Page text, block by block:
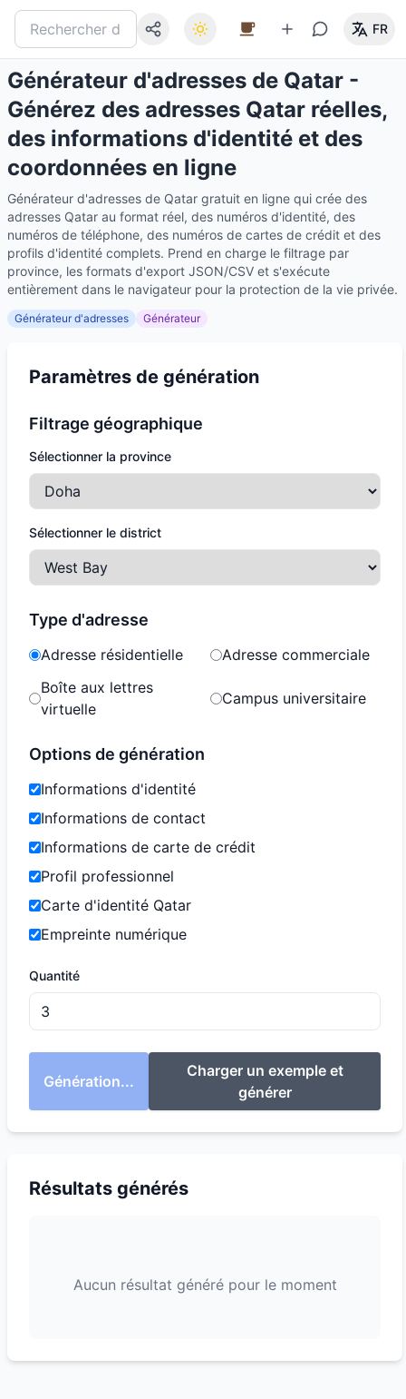
FR
Générateur d'adresses de Qatar -
Générez des adresses Qatar réelles,
des informations d'identité et des
coordonnées en ligne
Générateur d'adresses de Qatar gratuit en ligne qui crée des
adresses Qatar au format réel, des numéros d'identité, des
numéros de téléphone, des numéros de cartes de crédit et des
profils d'identité complets. Prend en charge le filtrage par
province, les formats d'export JSON/CSV et s'exécute
entièrement dans le navigateur pour la protection de la vie privée.
Générateur d'adresses Générateur
Paramètres de génération
Filtrage géographique
Sélectionner la province
Sélectionner le district
Type d'adresse
Adresse résidentielle
Adresse commerciale
Boîte aux lettres
virtuelle
Campus universitaire
Options de génération
Informations d'identité
Informations de contact
Informations de carte de crédit
Profil professionnel
Carte d'identité Qatar
Empreinte numérique
Quantité
Génération...
Charger un exemple et
générer
Résultats générés
Aucun résultat généré pour le moment